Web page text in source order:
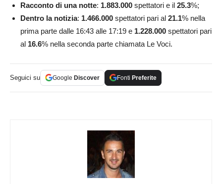
Racconto di una notte: 1.883.000 spettatori e il 25.3%;
Dentro la notizia: 1.466.000 spettatori pari al 21.1% nella
prima parte dalle 16:43 alle 17:19 e 1.228.000 spettatori pari
al 16.6% nella seconda parte chiamata Le Voci.
Seguici su Google Discover Fonti Preferite